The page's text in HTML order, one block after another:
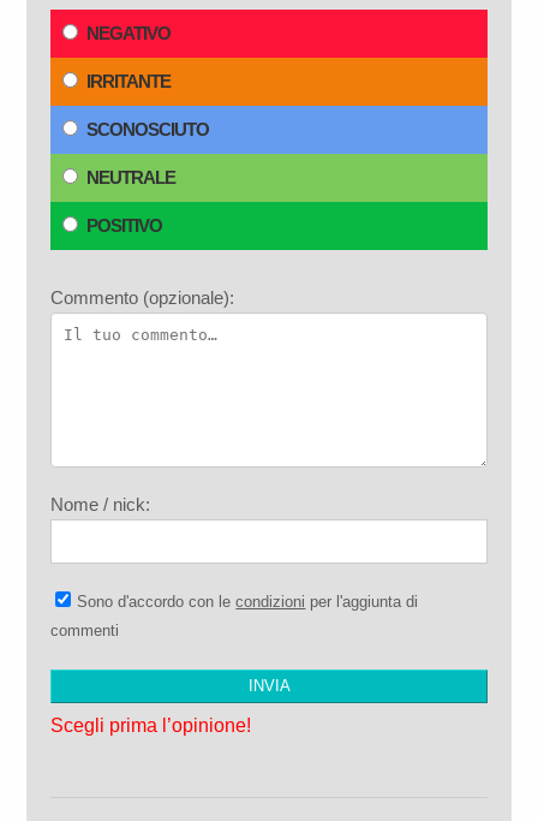
NEGATIVO
IRRITANTE
SCONOSCIUTO
NEUTRALE
POSITIVO
Commento (opzionale):
Nome / nick:
Sono d'accordo con lecondizioni per l'aggiunta di
commenti
Scegli prima l’opinione!